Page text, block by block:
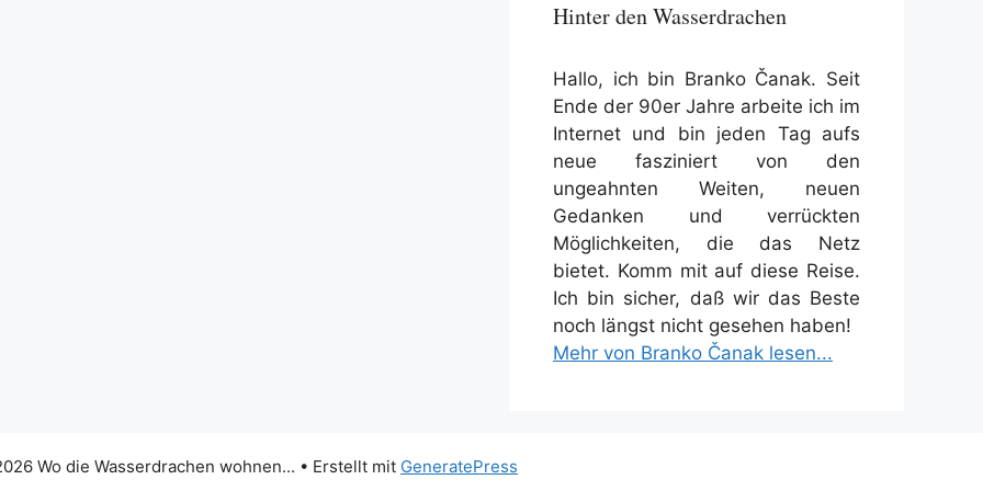
Hinter den Wasserdrachen
Hallo, ich bin Branko Čanak. Seit
Ende der 90er Jahre arbeite ich im
Internet und bin jeden Tag aufs
neue fasziniert von den
ungeahnten Weiten, neuen
Gedanken und verrückten
Möglichkeiten, die das Netz
bietet. Komm mit auf diese Reise.
Ich bin sicher, daß wir das Beste
noch längst nicht gesehen haben!
Mehr von Branko Čanak lesen...
Wo die Wasserdrachen wohnen... • Erstellt mit GeneratePress